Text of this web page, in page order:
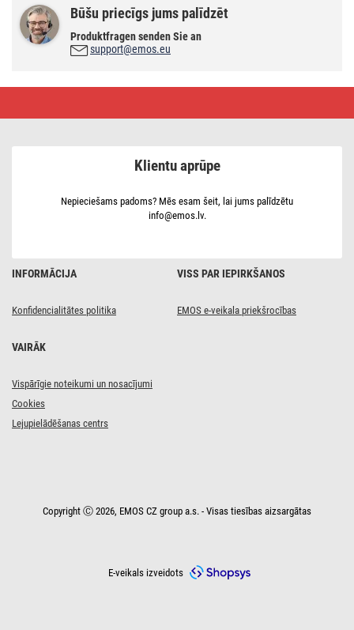
Būšu priecīgs jums palīdzēt
Produktfragen senden Sie an
support@emos.eu
neitrāli
INFORMĀCIJA
Konfidencialitātes politika
VISS PAR IEPIRKŠANOS
EMOS e-veikala priekšrocības
VAIRĀK
Vispārīgie noteikumi un nosacījumi
Cookies
Lejupielādēšanas centrs
Klientu aprūpe
Nepieciešams padoms? Mēs esam šeit, lai jums palīdzētu
info@emos.lv.
Copyright Ⓒ 2026, EMOS CZ group a.s. - Visas tiesības aizsargātas
E-veikals izveidots